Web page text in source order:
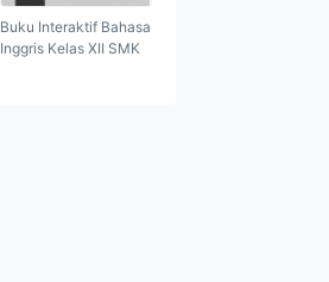
Buku Interaktif Bahasa
Inggris Kelas XII SMK